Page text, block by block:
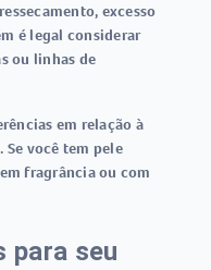
excesso
é legal considerar
ou linhas de
em relação à
você tem pele
fragrância ou com
para seu